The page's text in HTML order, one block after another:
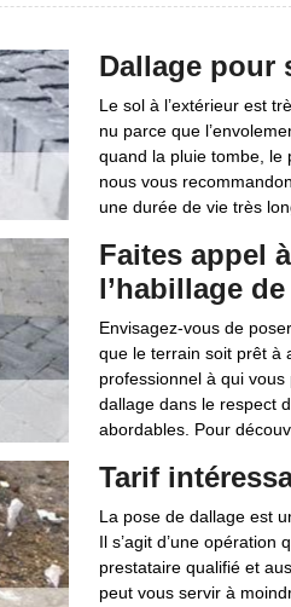
Dallage pour
Le sol à l’extérieur est
nu parce que
quand la pluie tombe, le
nous vous
une durée de vie très
Faites appel
l’habillage
Envisagez-vous de
que le terrain soit prêt à
professionnel à qui
dallage dans le respect
abordables. Pour
Tarif
La pose de dallage est
Il s’agit d’une
prestataire qualifié et
peut vous servir à